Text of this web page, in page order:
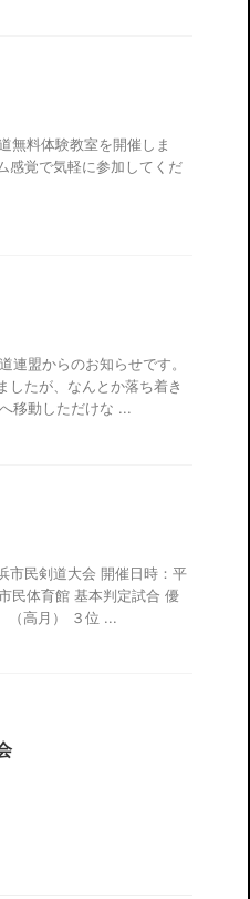
無料体験教室を開催しま
感覚で気軽に参加してくだ
連盟からのお知らせです。
したが、なんとか落ち着き
移動しただけな ...
民剣道大会 開催日時：平
民体育館 基本判定試合 優
高月） ３位 ...